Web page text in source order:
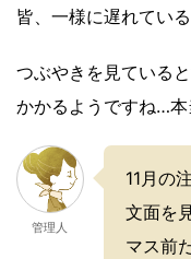
皆、一様に遅れてい
つぶやきを見ている
かかるようですね…
管理人
11月の
文面を
マス前